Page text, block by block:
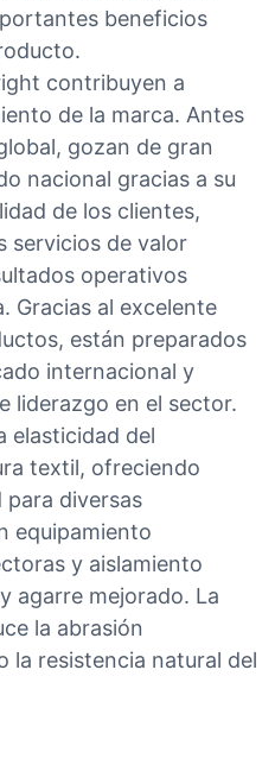
beneficios
contribuyen a
de la marca. Antes
gozan de gran
nacional gracias a su
de los clientes,
servicios de valor
operativos
Gracias al excelente
están preparados
internacional y
liderazgo en el sector.
elasticidad del
textil, ofreciendo
diversas
equipamiento
y aislamiento
agarre mejorado. La
la abrasión
la resistencia natural del